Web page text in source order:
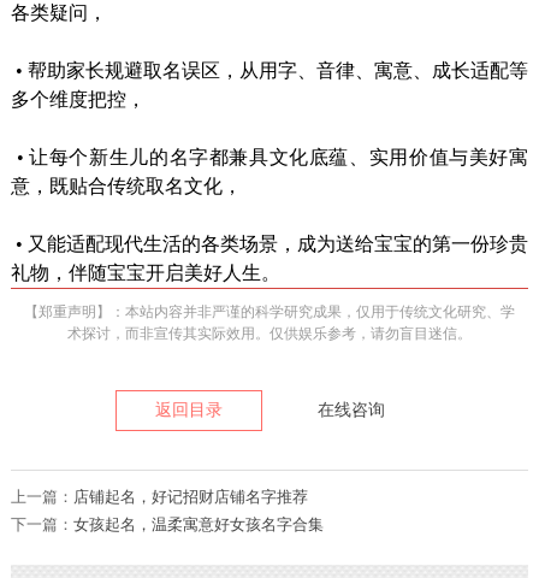
各类疑问，
• 帮助家长规避取名误区，从用字、音律、寓意、成长适配等
多个维度把控，
•让每个新生儿的名字都兼具文化底蕴、实用价值与美好寓
意，既贴合传统取名文化，
• 又能适配现代生活的各类场景，成为送给宝宝的第一份珍贵
礼物，伴随宝宝开启美好人生。
【郑重声明】：本站内容并非严谨的科学研究成果，仅用于传统文化研究、学
术探讨，而非宣传其实际效用。仅供娱乐参考，请勿盲目迷信。
返回目录 在线咨询
上一篇： 店铺起名，好记招财店铺名字推荐
下一篇： 女孩起名，温柔寓意好女孩名字合集